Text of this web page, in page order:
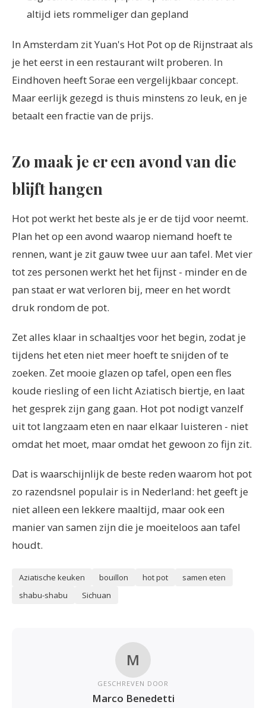
altijd iets rommeliger dan gepland
In Amsterdam zit Yuan's Hot Pot op de Rijnstraat als
je het eerst in een restaurant wilt proberen. In
Eindhoven heeft Sorae een vergelijkbaar concept.
Maar eerlijk gezegd is thuis minstens zo leuk, en je
betaalt een fractie van de prijs.
Zo maak je er een avond van die
blijft hangen
Hot pot werkt het beste als je er de tijd voor neemt.
Plan het op een avond waarop niemand hoeft te
rennen, want je zit gauw twee uur aan tafel. Met vier
tot zes personen werkt het het fijnst - minder en de
pan staat er wat verloren bij, meer en het wordt
druk rondom de pot.
Zet alles klaar in schaaltjes voor het begin, zodat je
tijdens het eten niet meer hoeft te snijden of te
zoeken. Zet mooie glazen op tafel, open een fles
koude riesling of een licht Aziatisch biertje, en laat
het gesprek zijn gang gaan. Hot pot nodigt vanzelf
uit tot langzaam eten en naar elkaar luisteren - niet
omdat het moet, maar omdat het gewoon zo fijn zit.
Dat is waarschijnlijk de beste reden waarom hot pot
zo razendsnel populair is in Nederland: het geeft je
niet alleen een lekkere maaltijd, maar ook een
manier van samen zijn die je moeiteloos aan tafel
houdt.
Aziatische keuken bouillon hot pot
samen eten
shabu-shabu
Sichuan
M
GESCHREVEN DOOR
Marco Benedetti